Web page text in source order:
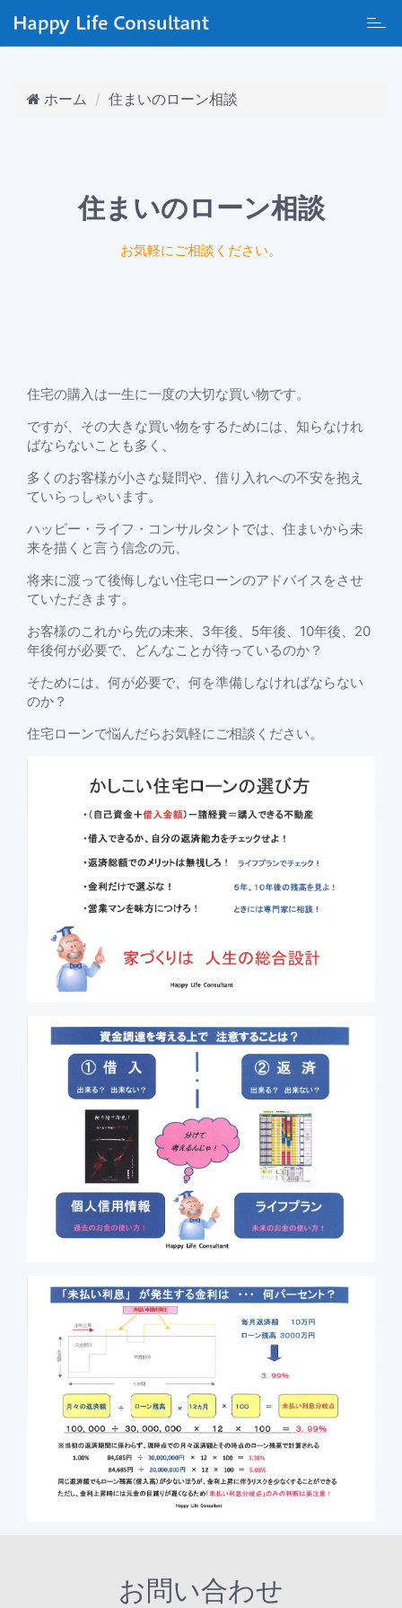
ホーム 住まいのローン相談
住まいのローン相談
お気軽にご相談ください。
住宅の購入は一生に一度の大切な買い物です。
ですが、その大きな買い物をするためには、知らなけれ
ばならないことも多く、
多くのお客様が小さな疑問や、借り入れへの不安を抱え
ていらっしゃいます。
ハッピー・ライフ・コンサルタントでは、住まいから未
来を描くと言う信念の元、
将来に渡って後悔しない住宅ローンのアドバイスをさせ
ていただきます。
お客様のこれから先の未来、3年後、5年後、10年後、20
年後何が必要で、どんなことが待っているのか？
そためには、何が必要で、何を準備しなければならない
のか？
住宅ローンで悩んだらお気軽にご相談ください。
お問い合わせ